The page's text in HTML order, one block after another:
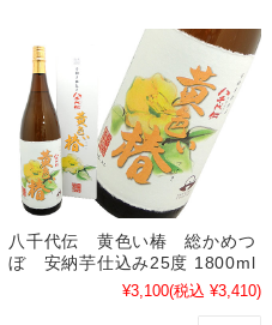
八千代伝 黄色い椿 総かめつ
ぼ 安納芋仕込み25度 1800ml
¥3,100(税込 ¥3,410)